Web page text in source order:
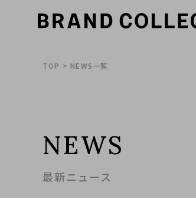
TOP > NEWS一覧
NEWS
最新ニュース